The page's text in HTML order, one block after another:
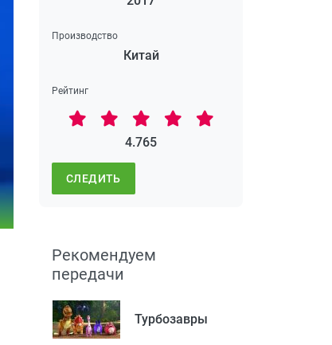
Производство
Китай
Рейтинг
4.765
СЛЕДИТЬ
Рекомендуем
передачи
Турбозавры